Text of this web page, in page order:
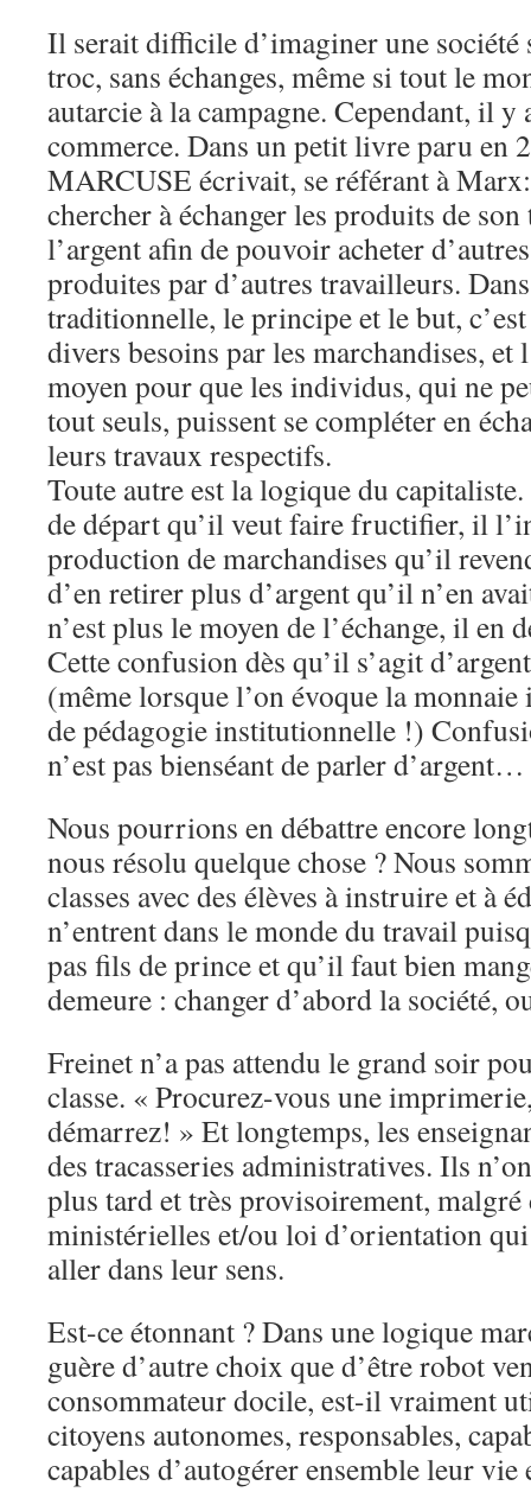
Il serait difficile d’imaginer une société
troc, sans échanges, même si tout le
autarcie à la campagne. Cependant, il y
commerce. Dans un petit livre paru en
MARCUSE écrivait, se référant à
chercher à échanger les produits de
l’argent afin de pouvoir acheter
produites par d’autres travailleurs.
traditionnelle, le principe et le but,
divers besoins par les marchandises, et
moyen pour que les individus, qui ne
tout seuls, puissent se compléter en
leurs travaux respectifs.
Toute autre est la logique du
de départ qu’il veut faire fructifier, il
production de marchandises qu’il
d’en retirer plus d’argent qu’il n’en
n’est plus le moyen de l’échange, il en
Cette confusion dès qu’il s’agit
(même lorsque l’on évoque la monnaie
de pédagogie institutionnelle !)
n’est pas bienséant de parler d’argent…
Nous pourrions en débattre encore
nous résolu quelque chose ? Nous
classes avec des élèves à instruire et à
n’entrent dans le monde du travail
pas fils de prince et qu’il faut bien
demeure : changer d’abord la société,
Freinet n’a pas attendu le grand soir
classe. « Procurez-vous une
démarrez! » Et longtemps, les
des tracasseries administratives. Ils
plus tard et très provisoirement,
ministérielles et/ou loi d’orientation
aller dans leur sens.
Est-ce étonnant ? Dans une logique
guère d’autre choix que d’être robot
consommateur docile, est-il vraiment
citoyens autonomes, responsables,
capables d’autogérer ensemble leur